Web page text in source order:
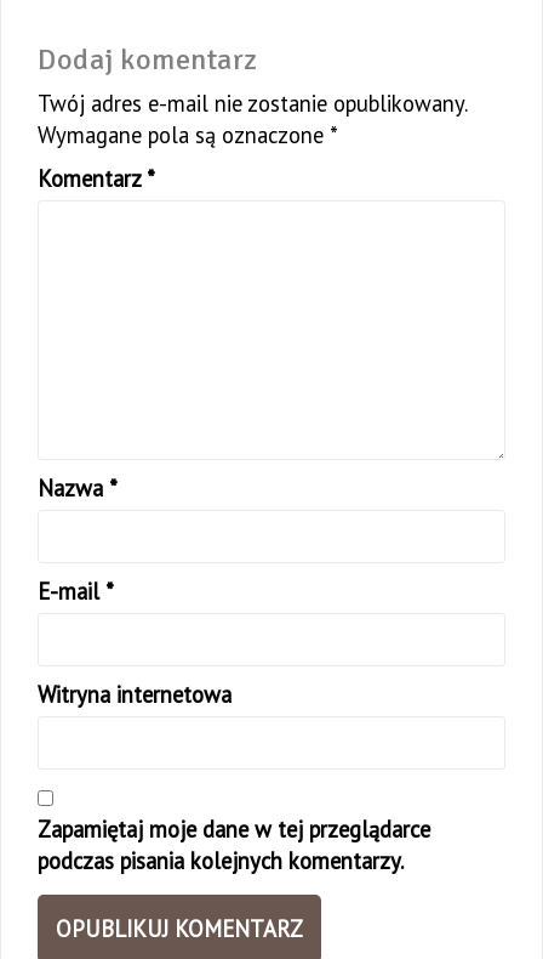
Dodaj komentarz
Twój adres e-mail nie zostanie opublikowany.
Wymagane pola są oznaczone *
Komentarz *
Nazwa *
E-mail *
Witryna internetowa
Zapamiętaj moje dane w tej przeglądarce
podczas pisania kolejnych komentarzy.